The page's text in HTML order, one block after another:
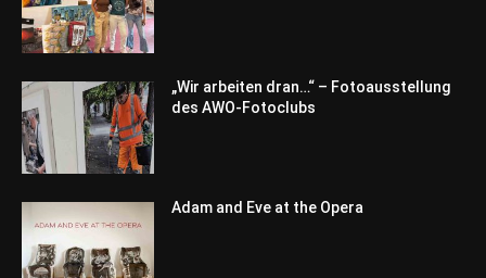
„Wir arbeiten dran…“ – Fotoausstellung
des AWO-Fotoclubs
Adam and Eve at the Opera